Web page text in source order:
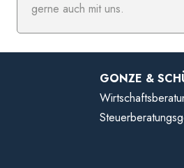
gerne auch mit uns.
GONZE &